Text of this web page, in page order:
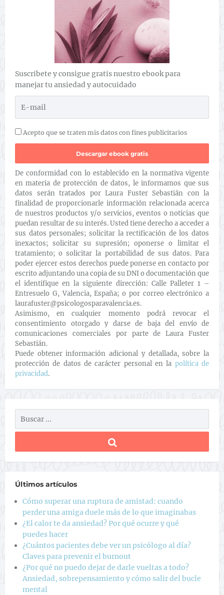
Suscribete y consigue gratis nuestro ebook para
manejar tu ansiedad y autocuidado
Acepto que se traten mis datos con fines publicitarios
De conformidad con lo establecido en la normativa vigente
en materia de protección de datos, le informamos que sus
datos serán tratados por Laura Fuster Sebastián con la
finalidad de proporcionarle información relacionada acerca
de nuestros productos y/o servicios, eventos o noticias que
puedan resultar de su interés. Usted tiene derecho a acceder a
sus datos personales; solicitar la rectificación de los datos
inexactos; solicitar su supresión; oponerse o limitar el
tratamiento; o solicitar la portabilidad de sus datos. Para
poder ejercer estos derechos puede ponerse en contacto por
escrito adjuntando una copia de su DNI o documentación que
el identifique en la siguiente dirección: Calle Palleter 1 –
Entresuelo G, Valencia, España; o por correo electrónico a
laurafuster@psicologosparavalencia.es.
Asimismo, en cualquier momento podrá revocar el
consentimiento otorgado y darse de baja del envío de
comunicaciones comerciales por parte de Laura Fuster
Sebastián.
Puede obtener información adicional y detallada, sobre la
protección de datos de carácter personal en la política de
privacidad.
Últimos artículos
Cómo superar una ruptura de amistad: cuando
perder una amiga duele más de lo que imaginabas
¿El calor te da ansiedad? Por qué ocurre y qué
puedes hacer
¿Cuántos pacientes debe ver un psicólogo al día?
Claves para prevenir el burnout
¿Por qué no puedo dejar de darle vueltas a todo?
Ansiedad, sobrepensamiento y cómo salir del bucle
mental